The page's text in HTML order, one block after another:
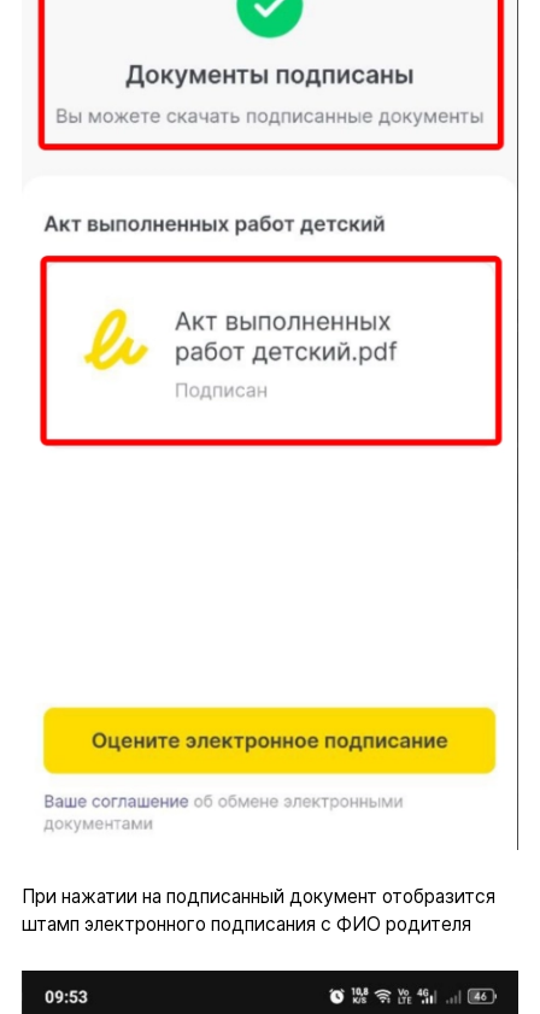
При нажатии на подписанный документ отобразится
штамп электронного подписания с ФИО родителя